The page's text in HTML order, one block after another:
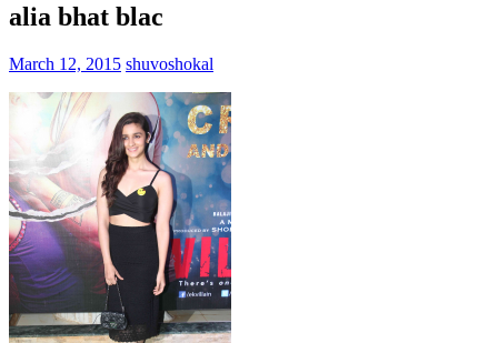
alia bhat blac
March 12, 2015 shuvoshokal